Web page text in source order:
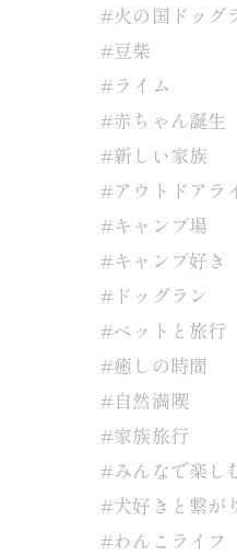
#火の国ドッグ
#豆柴
#ライム
#赤ちゃん誕生
#新しい家族
#アウトドアラ
#キャンプ場
#キャンプ好き
#ドッグラン
#ペットと旅行
#癒しの時間
#自然満喫
#家族旅行
#みんなで楽し
#犬好きと繋が
#わんこライフ